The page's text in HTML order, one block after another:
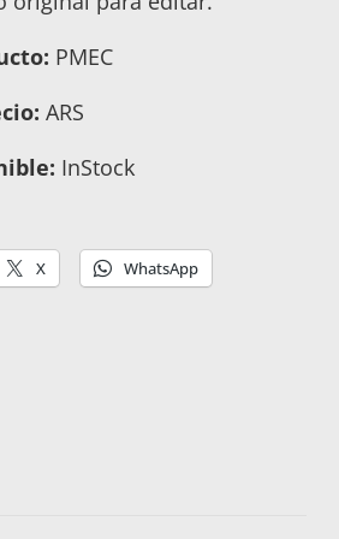
utilizadas para que el
Ayuda:
para una edición
la versión gratuita de
PMEC
ARS
InStock
X WhatsApp